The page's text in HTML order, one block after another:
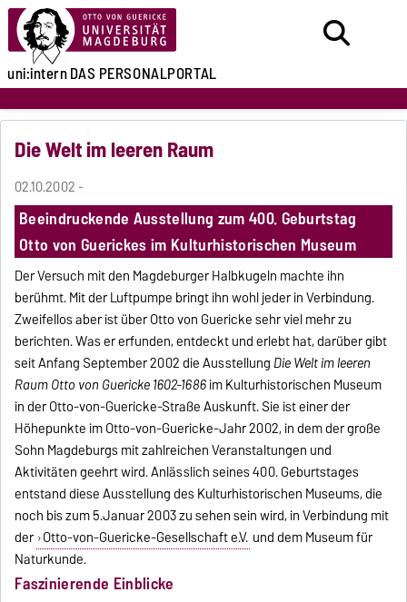
uni:internDAS PERSONALPORTAL
Die Welt im leeren Raum
02.10.2002 -
Beeindruckende Ausstellung zum 400. Geburtstag
Otto von Guerickes im Kulturhistorischen Museum
Der Versuch mit den Magdeburger Halbkugeln machte ihn
berühmt. Mit der Luftpumpe bringt ihn wohl jeder in Verbindung.
Zweifellos aber ist über Otto von Guericke sehr viel mehr zu
berichten. Was er erfunden, entdeckt und erlebt hat, darüber gibt
seit Anfang September 2002 die Ausstellung Die Welt im leeren
Raum Otto von Guericke 1602-1686im Kulturhistorischen Museum
in der Otto-von-Guericke-Straße Auskunft. Sie ist einer der
Höhepunkte im Otto-von-Guericke-Jahr 2002, in dem der große
Sohn Magdeburgs mit zahlreichen Veranstaltungen und
Aktivitäten geehrt wird. Anlässlich seines 400. Geburtstages
entstand diese Ausstellung des Kulturhistorischen Museums, die
noch bis zum 5.Januar 2003 zu sehen sein wird, in Verbindung mit
der Otto-von-Guericke-Gesellschaft e.V. und dem Museum für
Naturkunde.
Faszinierende Einblicke